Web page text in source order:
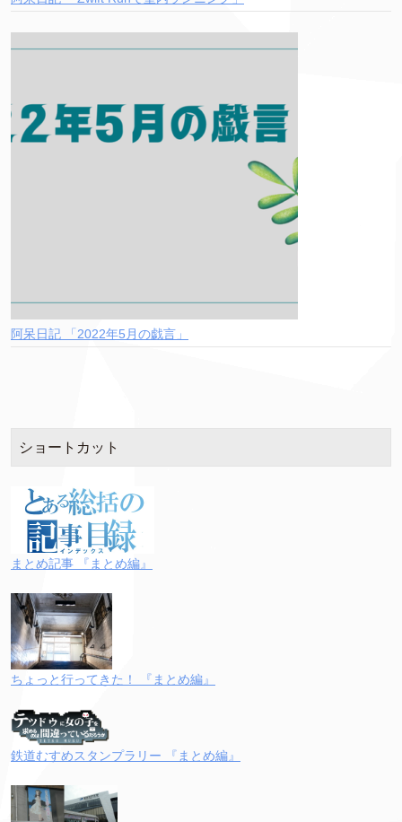
阿呆日記 「2022年5月の戯言」
ショートカット
まとめ記事 『まとめ編』
ちょっと行ってきた！ 『まとめ編』
鉄道むすめスタンプラリー 『まとめ編』